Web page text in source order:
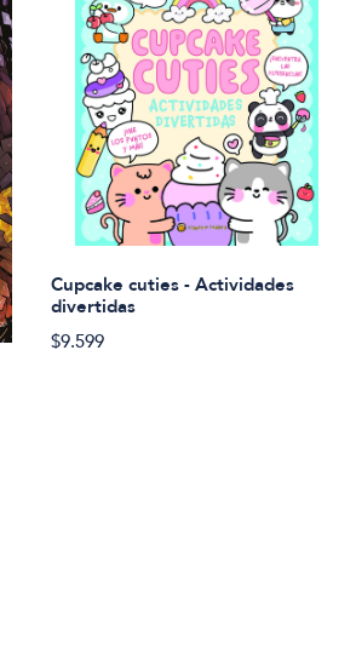
Cupcake cuties - Actividades
divertidas
$9.599